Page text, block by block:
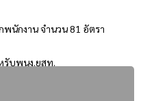
นักงาน จำนวน 81 อัตรา
หรับพนง.ยสท.